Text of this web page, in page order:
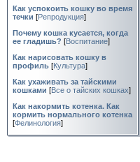
Как успокоить кошку во время
течки [Репродукция]
Почему кошка кусается, когда
ее гладишь? [Воспитание]
Как нарисовать кошку в
профиль [Культура]
Как ухаживать за тайскими
кошками [Все о тайских кошках]
Как накормить котенка. Как
кормить нормального котенка
[Фелинология]